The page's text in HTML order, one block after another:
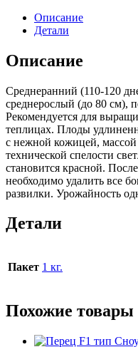
Facebook
Описание
Детали
Описание
Среднеранний (110-120
среднерослый (до 80 см),
Рекомендуется для
теплицах. Плоды
с нежной кожицей, массой
технической спелости
становится красной.
необходимо удалить все
развилки. Урожайность
Детали
Пакет 1 кг.
Похожие товары